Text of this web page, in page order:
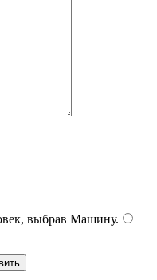
выбрав Машину.